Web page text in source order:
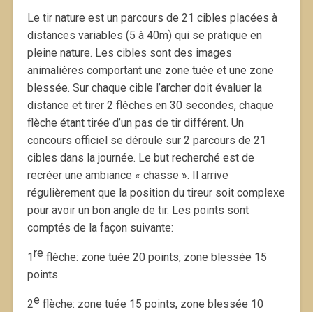
Le tir nature est un parcours de 21 cibles placées à
distances variables (5 à 40m) qui se pratique en
pleine nature. Les cibles sont des images
animalières comportant une zone tuée et une zone
blessée. Sur chaque cible l’archer doit évaluer la
distance et tirer 2 flèches en 30 secondes, chaque
flèche étant tirée d’un pas de tir différent. Un
concours officiel se déroule sur 2 parcours de 21
cibles dans la journée. Le but recherché est de
recréer une ambiance « chasse ». Il arrive
régulièrement que la position du tireur soit complexe
pour avoir un bon angle de tir. Les points sont
comptés de la façon suivante:
1re flèche: zone tuée 20 points, zone blessée 15
points.
2e flèche: zone tuée 15 points, zone blessée 10